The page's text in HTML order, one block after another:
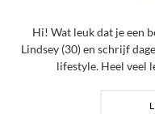
Hi! Wat leuk dat je een
Lindsey (30) en schrijf
lifestyle. Heel veel